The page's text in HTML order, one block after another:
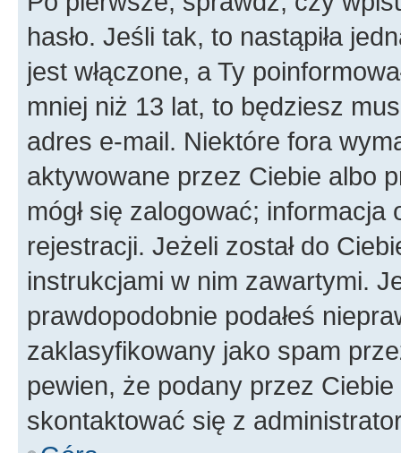
hasło. Jeśli tak, to nastąpiła
jest włączone, a Ty
mniej niż 13 lat, to będziesz
adres e-mail. Niektóre fora
aktywowane przez Ciebie albo
mógł się zalogować;
rejestracji. Jeżeli został do
instrukcjami w nim zawartymi.
prawdopodobnie podałeś
zaklasyfikowany jako spam
pewien, że podany przez
skontaktować się z